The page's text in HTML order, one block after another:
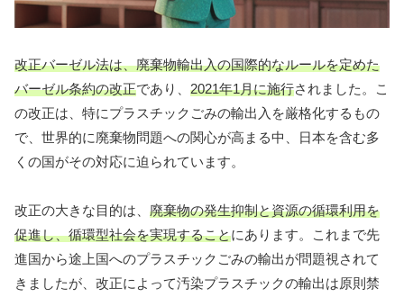
改正バーゼル法は、廃棄物輸出入の国際的なルールを定めた
バーゼル条約の改正であり、 2021年1月に施行されました。こ
の改正は、特にプラスチックごみの輸出入を厳格化するもの
で、世界的に廃棄物問題への関心が高まる中、日本を含む多
くの国がその対応に迫られています。
改正の大きな目的は、 廃棄物の発生抑制と資源の循環利用を
促進し、循環型社会を実現することにあります。これまで先
進国から途上国へのプラスチックごみの輸出が問題視されて
きましたが、改正によって汚染プラスチックの輸出は原則禁